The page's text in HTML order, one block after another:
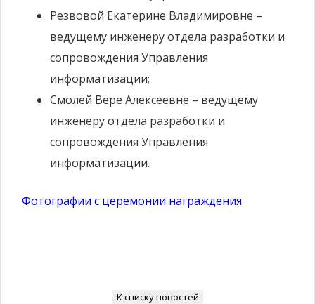
Резвовой Екатерине Владимировне –
ведущему инженеру отдела разработки и
сопровождения Управления
информатизации;
Смолей Вере Алексеевне – ведущему
инженеру отдела разработки и
сопровождения Управления
информатизации.
Фотографии с церемонии награждения
К списку новостей